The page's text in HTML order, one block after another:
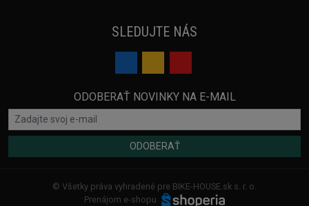
SLEDUJTE NÁS
ODOBERAŤ NOVINKY NA E-MAIL
ODOBERAŤ
© Všetky práva vyhradené pre BIKE-HOUSE.sk s. r. o.
Prenájom e-shopu